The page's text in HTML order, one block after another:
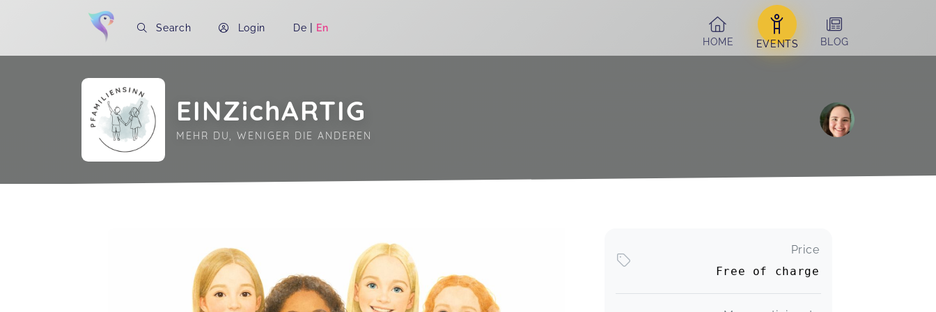
Search Login De | En
HOME
EVENTS BLOG
EINZichARTIG
MEHR DU, WENIGER DIE ANDEREN
Price
Free of charge